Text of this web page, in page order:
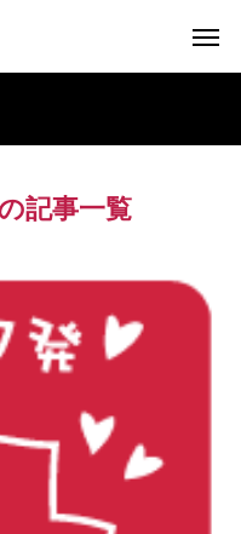
記事一覧